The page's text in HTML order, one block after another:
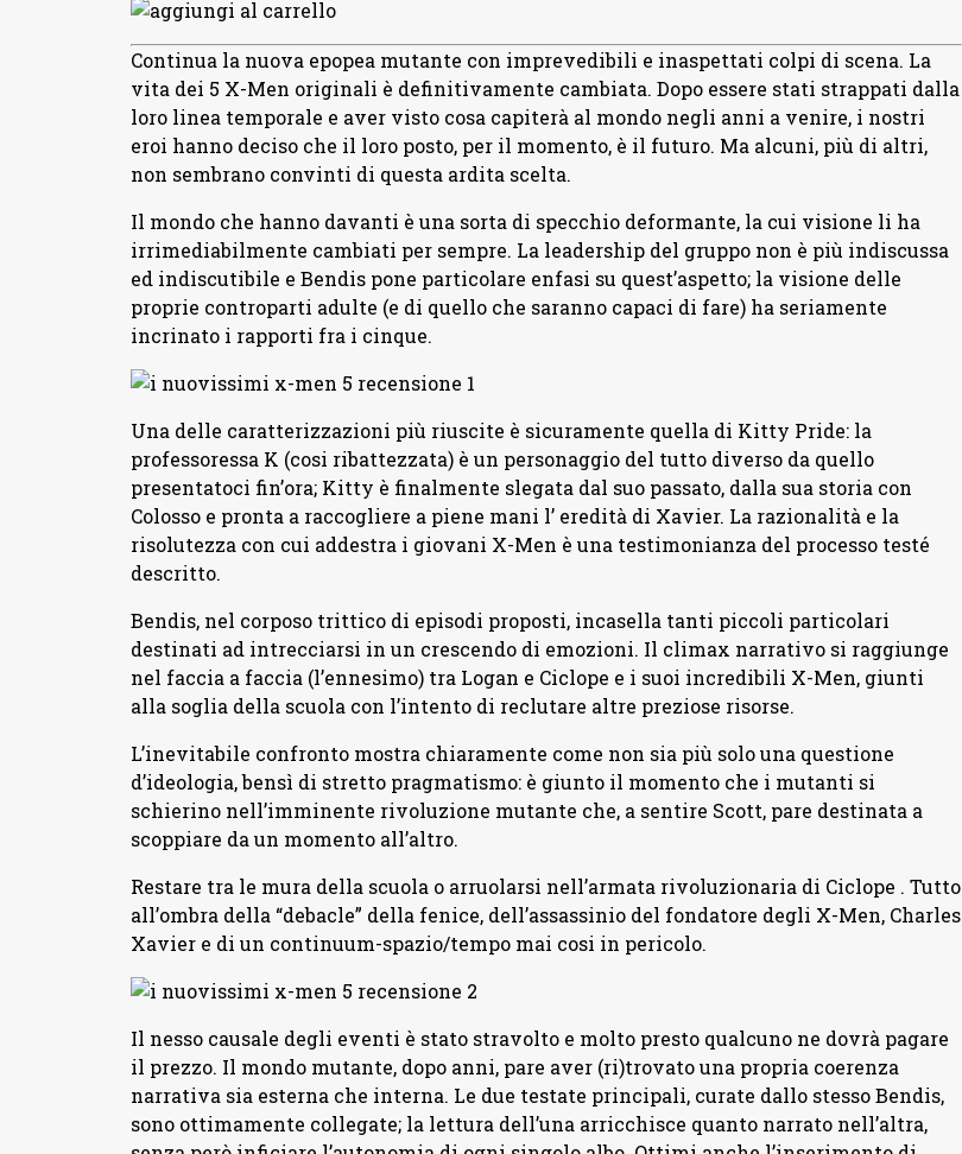
Continua la nuova epopea mutante con imprevedibili e inaspettati colpi di scena. La
vita dei 5 X-Men originali è definitivamente cambiata. Dopo essere stati strappati dalla
loro linea temporale e aver visto cosa capiterà al mondo negli anni a venire, i nostri
eroi hanno deciso che il loro posto, per il momento, è il futuro. Ma alcuni, più di altri,
non sembrano convinti di questa ardita scelta.
Il mondo che hanno davanti è una sorta di specchio deformante, la cui visione li ha
irrimediabilmente cambiati per sempre. La leadership del gruppo non è più indiscussa
ed indiscutibile e Bendis pone particolare enfasi su quest’aspetto; la visione delle
proprie controparti adulte (e di quello che saranno capaci di fare) ha seriamente
incrinato i rapporti fra i cinque.
Una delle caratterizzazioni più riuscite è sicuramente quella di Kitty Pride: la
professoressa K (cosi ribattezzata) è un personaggio del tutto diverso da quello
presentatoci fin’ora; Kitty è finalmente slegata dal suo passato, dalla sua storia con
Colosso e pronta a raccogliere a piene mani l’ eredità di Xavier. La razionalità e la
risolutezza con cui addestra i giovani X-Men è una testimonianza del processo testé
descritto.
Bendis, nel corposo trittico di episodi proposti, incasella tanti piccoli particolari
destinati ad intrecciarsi in un crescendo di emozioni. Il climax narrativo si raggiunge
nel faccia a faccia (l’ennesimo) tra Logan e Ciclope e i suoi incredibili X-Men, giunti
alla soglia della scuola con l’intento di reclutare altre preziose risorse.
L’inevitabile confronto mostra chiaramente come non sia più solo una questione
d’ideologia, bensì di stretto pragmatismo: è giunto il momento che i mutanti si
schierino nell’imminente rivoluzione mutante che, a sentire Scott, pare destinata a
scoppiare da un momento all’altro.
Restare tra le mura della scuola o arruolarsi nell’armata rivoluzionaria di Ciclope . Tutto
all’ombra della “debacle” della fenice, dell’assassinio del fondatore degli X-Men, Charles
Xavier e di un continuum-spazio/tempo mai cosi in pericolo.
Il nesso causale degli eventi è stato stravolto e molto presto qualcuno ne dovrà pagare
il prezzo. Il mondo mutante, dopo anni, pare aver (ri)trovato una propria coerenza
narrativa sia esterna che interna. Le due testate principali, curate dallo stesso Bendis,
sono ottimamente collegate; la lettura dell’una arricchisce quanto narrato nell’altra,